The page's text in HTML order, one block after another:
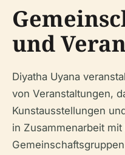
und
Diyatha Uyana
von Veranstaltungen,
Kunstausstellungen
in Zusammenarbeit mit